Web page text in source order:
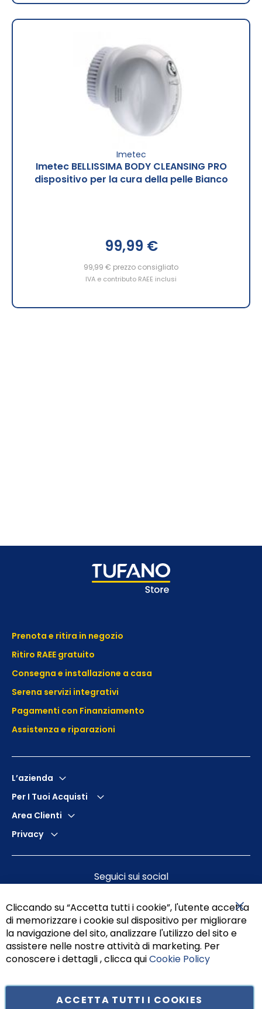
Imetec
Imetec BELLISSIMA BODY CLEANSING PRO
dispositivo per la cura della pelle Bianco
99,99 €
99,99 € prezzo consigliato
IVA e contributo RAEE inclusi
Prenota e ritira in negozio
Ritiro RAEE gratuito
Consegna e installazione a casa
Serena servizi integrativi
Pagamenti con Finanziamento
Assistenza e riparazioni
L’azienda
Per I Tuoi Acquisti
Area Clienti
Privacy
Seguici sui social
Cliccando su “Accetta tutti i cookie”, l'utente accetta
di memorizzare i cookie sul dispositivo per migliorare
la navigazione del sito, analizzare l'utilizzo del sito e
assistere nelle nostre attività di marketing. Per
conoscere i dettagli , clicca quiCookie Policy
ACCETTA TUTTI I COOKIES